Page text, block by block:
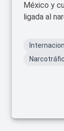
México y
ligada al